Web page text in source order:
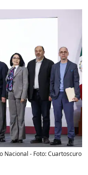
Nacional - Foto:Cuartoscuro